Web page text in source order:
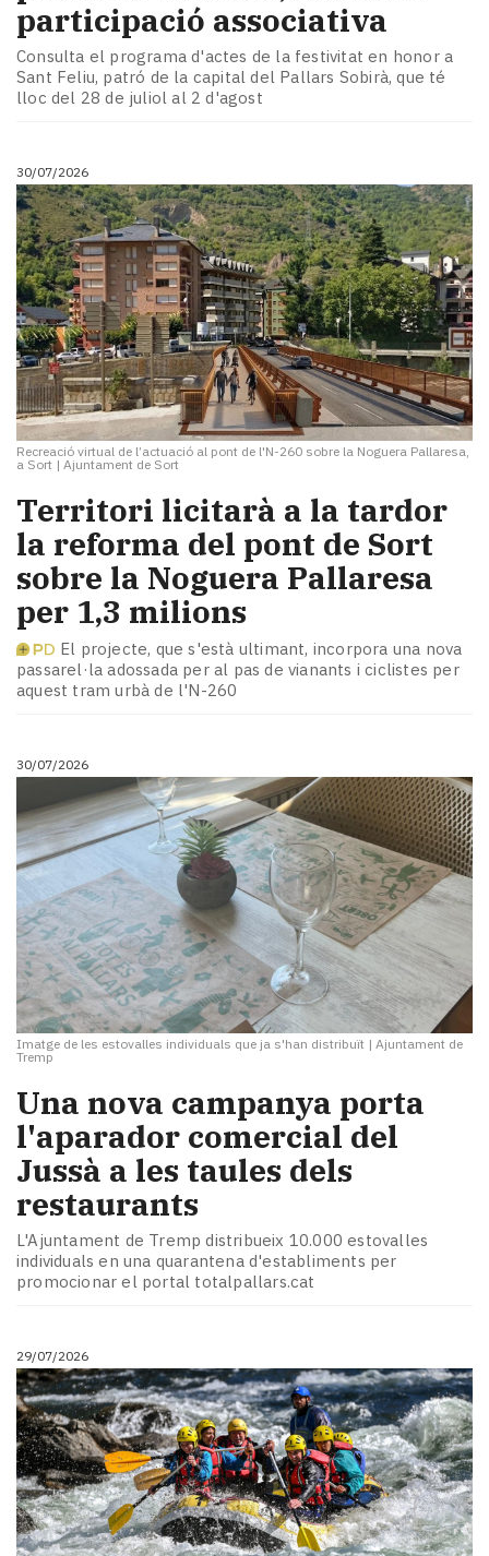
participació associativa
Consulta el programa d'actes de la festivitat en honor a
Sant Feliu, patró de la capital del Pallars Sobirà, que té
lloc del 28 de juliol al 2 d'agost
30/07/2026
Recreació virtual de l’actuació al pont de l'N-260 sobre la Noguera Pallaresa,
a Sort | Ajuntament de Sort
Territori licitarà a la tardor
la reforma del pont de Sort
sobre la Noguera Pallaresa
per 1,3 milions
El projecte, que s'està ultimant, incorpora una nova
passarel·la adossada per al pas de vianants i ciclistes per
aquest tram urbà de l'N-260
30/07/2026
Imatge de les estovalles individuals que ja s'han distribuït | Ajuntament de
Tremp
Una nova campanya porta
l'aparador comercial del
Jussà a les taules dels
restaurants
L'Ajuntament de Tremp distribueix 10.000 estovalles
individuals en una quarantena d'establiments per
promocionar el portal totalpallars.cat
29/07/2026